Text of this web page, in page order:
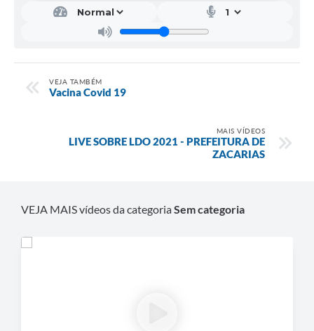
VEJA TAMBÉM
Vacina Covid 19
MAIS VÍDEOS
LIVE SOBRE LDO 2021 - PREFEITURA DE
ZACARIAS
VEJA MAIS vídeos da categoriaSem categoria